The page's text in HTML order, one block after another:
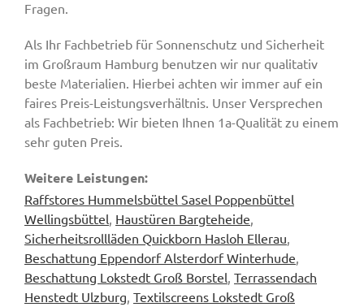
Fragen.
Als Ihr Fachbetrieb für Sonnenschutz und Sicherheit
im Großraum Hamburg benutzen wir nur qualitativ
beste Materialien. Hierbei achten wir immer auf ein
faires Preis-Leistungsverhältnis. Unser Versprechen
als Fachbetrieb: Wir bieten Ihnen 1a-Qualität zu einem
sehr guten Preis.
Weitere Leistungen:
Raffstores Hummelsbüttel Sasel Poppenbüttel
Wellingsbüttel, Haustüren Bargteheide,
Sicherheitsrollläden Quickborn Hasloh Ellerau,
Beschattung Eppendorf Alsterdorf Winterhude,
Beschattung Lokstedt Groß Borstel, Terrassendach
Henstedt Ulzburg, Textilscreens Lokstedt Groß